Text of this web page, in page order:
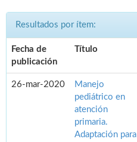
Resultados por ítem:
Fecha de
publicación
Título
26-mar-2020
Manejo
pediátrico en
atención
primaria.
Adaptación para